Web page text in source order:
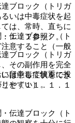
伝達ブロック（ト
意すること（一般
留意して慎重に投
やすい）。
ブロック（トリガ
いは中毒症状を起
は、常時、直ちに
１．１参照〕。
ブロック（トリガ
その副作用を完全
は中毒症状をでき
と〔１１．１．１
伝達ブロック（ト